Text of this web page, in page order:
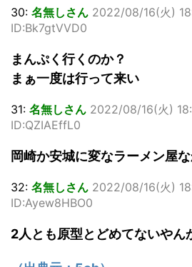
30: 名無しさん 2022/08/16(火)
ID:Bk7gtVVD0
まんぷく行くのか？
まぁ一度は行って来い
31: 名無しさん 2022/08/16(火)
ID:QZIAEffL0
岡崎か安城に変なラーメン屋
32: 名無しさん 2022/08/16(火)
ID:Ayew8HBO0
2人とも原型とどめてないやん